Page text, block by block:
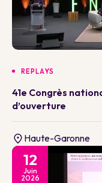
REPLAYS
41e Congrès
d’ouverture
Haute-Garonne
12
Juin
2026